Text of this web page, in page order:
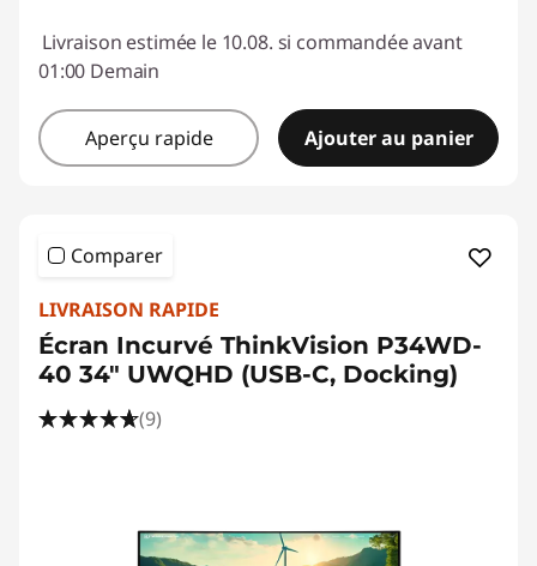
Livraison estimée le 10.08. si commandée avant
01:00 Demain
Aperçu rapide Ajouter au panier
Comparer
LIVRAISON RAPIDE
Écran Incurvé ThinkVision P34WD-
40 34" UWQHD (USB-C, Docking)
(9)